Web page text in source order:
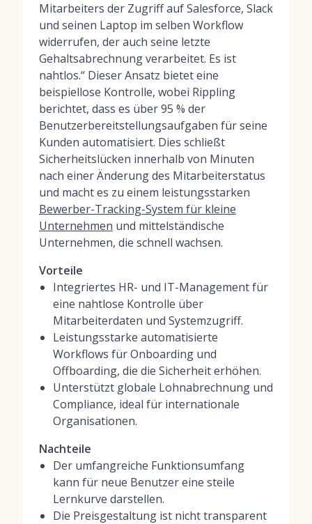
Mitarbeiters der Zugriff auf Salesforce, Slack
und seinen Laptop im selben Workflow
widerrufen, der auch seine letzte
Gehaltsabrechnung verarbeitet. Es ist
nahtlos.“ Dieser Ansatz bietet eine
beispiellose Kontrolle, wobei Rippling
berichtet, dass es über 95 % der
Benutzerbereitstellungsaufgaben für seine
Kunden automatisiert. Dies schließt
Sicherheitslücken innerhalb von Minuten
nach einer Änderung des Mitarbeiterstatus
und macht es zu einem leistungsstarken
Bewerber-Tracking-System für kleine
Unternehmen und mittelständische
Unternehmen, die schnell wachsen.
Vorteile
Integriertes HR- und IT-Management für
eine nahtlose Kontrolle über
Mitarbeiterdaten und Systemzugriff.
Leistungsstarke automatisierte
Workflows für Onboarding und
Offboarding, die die Sicherheit erhöhen.
Unterstützt globale Lohnabrechnung und
Compliance, ideal für internationale
Organisationen.
Nachteile
Der umfangreiche Funktionsumfang
kann für neue Benutzer eine steile
Lernkurve darstellen.
Die Preisgestaltung ist nicht transparent